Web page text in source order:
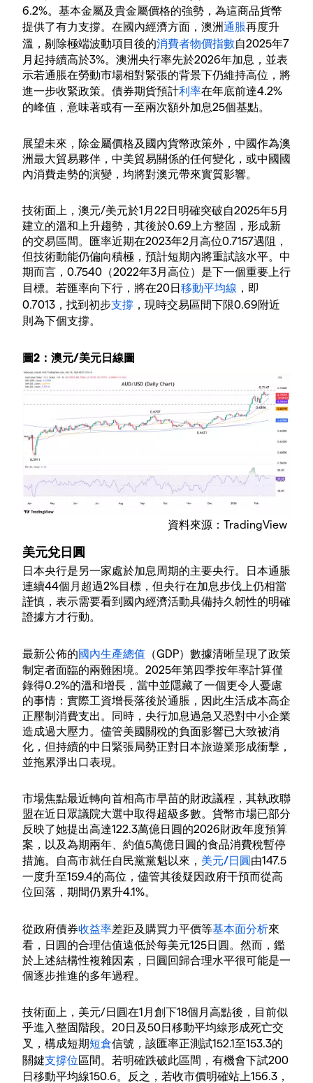
6.2%。基本金屬及貴金屬價格的強勢，為這商品貨幣
提供了有力支撐。在國內經濟方面，澳洲通脹再度升
溫，剔除極端波動項目後的消費者物價指數自2025年7
月起持續高於3%。澳洲央行率先於2026年加息，並表
示若通脹在勞動市場相對緊張的背景下仍維持高位，將
進一步收緊政策。債券期貨預計利率在年底前達4.2%
的峰值，意味著或有一至兩次額外加息25個基點。
展望未來，除金屬價格及國內貨幣政策外，中國作為澳
洲最大貿易夥伴，中美貿易關係的任何變化，或中國國
內消費走勢的演變，均將對澳元帶來實質影響。
技術面上，澳元/美元於1月22日明確突破自2025年5月
建立的溫和上升趨勢，其後於0.69上方整固，形成新
的交易區間。匯率近期在2023年2月高位0.7157遇阻，
但技術動能仍偏向積極，預計短期內將重試該水平。中
期而言，0.7540（2022年3月高位）是下一個重要上行
目標。若匯率向下行，將在20日移動平均線 ，即
0.7013，找到初步支撐 ，現時交易區間下限0.69附近
則為下個支撐。
圖2：澳元/美元日線圖
資料來源：TradingView
美元兌日圓
日本央行是另一家處於加息周期的主要央行。日本通脹
連續44個月超過2%目標，但央行在加息步伐上仍相當
謹慎，表示需要看到國內經濟活動具備持久韌性的明確
證據方才行動。
最新公佈的國內生產總值 （GDP）數據清晰呈現了政策
制定者面臨的兩難困境。2025年第四季按年率計算僅
錄得0.2%的溫和增長，當中並隱藏了一個更令人憂慮
的事情：實際工資增長落後於通脹，因此生活成本高企
正壓制消費支出。同時，央行加息過急又恐對中小企業
造成過大壓力。儘管美國關稅的負面影響已大致被消
化，但持續的中日緊張局勢正對日本旅遊業形成衝擊，
並拖累淨出口表現。
市場焦點最近轉向首相高市早苗的財政議程，其執政聯
盟在近日眾議院大選中取得超級多數。貨幣市場已部分
反映了她提出高達122.3萬億日圓的2026財政年度預算
案，以及為期兩年、約值5萬億日圓的食品消費稅暫停
措施。自高市就任自民黨黨魁以來， 美元/日圓由147.5
一度升至159.4的高位，儘管其後疑因政府干預而從高
位回落，期間仍累升4.1%。
從政府債券收益率差距及購買力平價等基本面分析來
看，日圓的合理估值遠低於每美元125日圓。然而，鑑
於上述結構性複雜因素，日圓回歸合理水平很可能是一
個逐步推進的多年過程。
技術面上，美元/日圓在1月創下18個月高點後，目前似
乎進入整固階段。20日及50日移動平均線形成死亡交
叉，構成短期短倉信號，該匯率正測試152.1至153.3的
關鍵支撐位區間。若明確跌破此區間，有機會下試200
日移動平均線150.6。反之，若收市價明確站上156.3，